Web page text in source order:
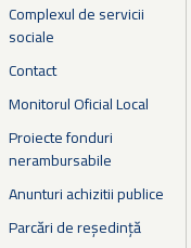
Complexul de servicii
sociale
Contact
Monitorul Oficial Local
Proiecte fonduri
nerambursabile
Anunturi achizitii publice
Parcări de reședință